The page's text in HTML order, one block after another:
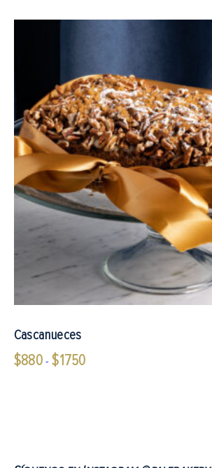
$400
hasta
$780
Cascanueces
$880 - $1750Rango